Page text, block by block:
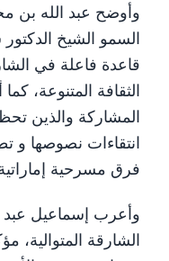
وأوضح عبد الله بن
السمو الشيخ
قاعدة فاعلة في
الثقافة المتنوعة،
المشاركة والذين
انتقاءات نصوصها و
فرق مسرحية
وأعرب إسماعيل عبد
الشارقة